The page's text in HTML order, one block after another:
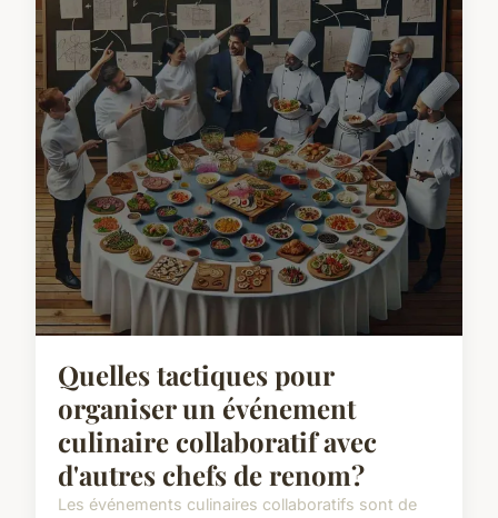
Quelles tactiques pour
organiser un événement
culinaire collaboratif avec
d'autres chefs de renom?
Les événements culinaires collaboratifs sont de